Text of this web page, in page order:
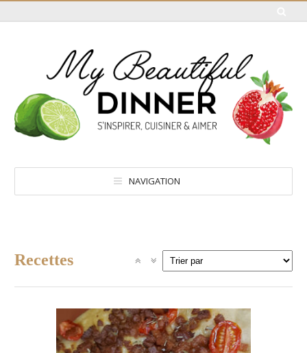
NAVIGATION
Recettes